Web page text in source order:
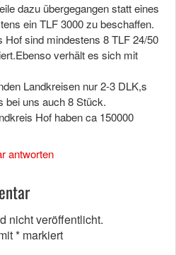
dazu übergegangen statt eines
ein TLF 3000 zu beschaffen.
Hof sind mindestens 8 TLF 24/50
verhält es sich mit
Landkreisen nur 2-3 DLK,s
bei uns auch 8 Stück.
Hof haben ca 150000
antworten
nicht veröffentlicht.
* markiert